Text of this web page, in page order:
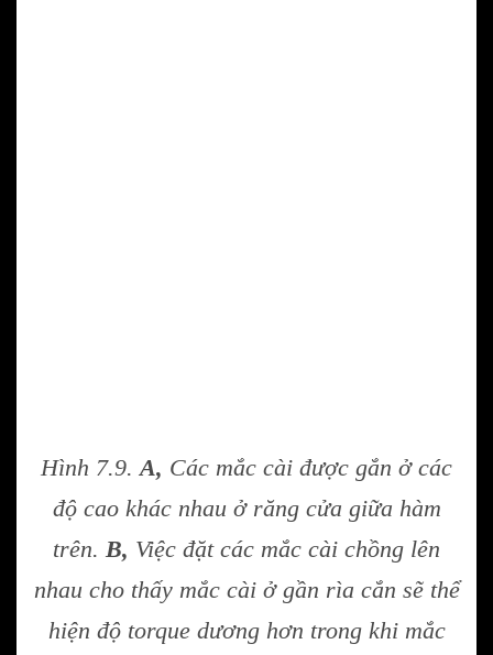
Hình 7.9. A, Các mắc cài được gắn ở các
độ cao khác nhau ở răng cửa giữa hàm
trên. B, Việc đặt các mắc cài chồng lên
nhau cho thấy mắc cài ở gần rìa cắn sẽ thể
hiện độ torque dương hơn trong khi mắc